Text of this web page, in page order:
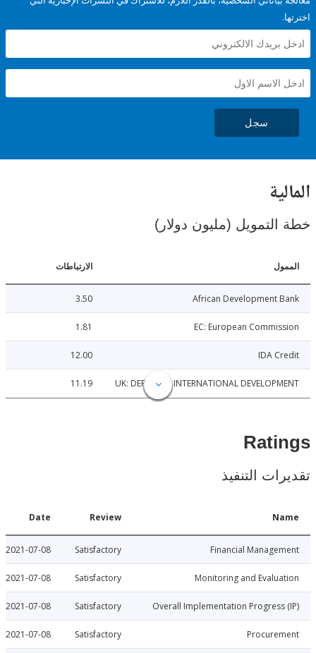
(مليون دولار)
الارتباطات
African Development
EC: European
IDA
UK: DEPT. FOR INTERNATIONAL
11.19
التنفيذ
Financial
Satisfactory
2021-07-08
Monitoring and
Satisfactory
2021-07-08
Overall Implementation
Satisfactory
2021-07-08
Satisfactory
2021-07-08